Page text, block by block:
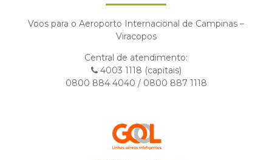
Voos para o Aeroporto Internacional de Campinas –
Viracopos
Central de atendimento:
4003 1118 (capitais)
0800 884 4040 / 0800 887 1118